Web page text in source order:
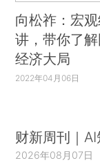
向松祚：宏
讲，带你了
经济大局
2022年04月06日
财新周刊｜
2026年08月07日